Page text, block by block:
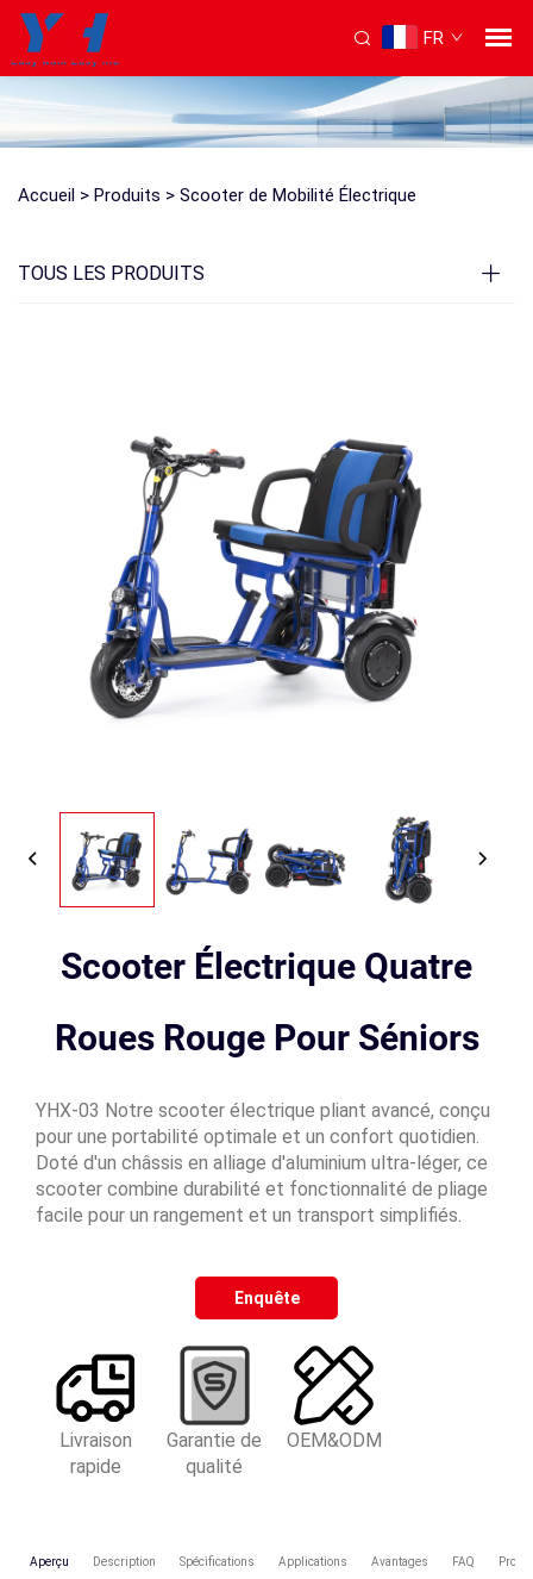
FR
Accueil > Produits > Scooter de Mobilité Électrique
TOUS LES PRODUITS
Scooter Électrique Quatre
Roues Rouge Pour Séniors
YHX-03 Notre scooter électrique pliant avancé, conçu
pour une portabilité optimale et un confort quotidien.
Doté d'un châssis en alliage d'aluminium ultra-léger, ce
scooter combine durabilité et fonctionnalité de pliage
facile pour un rangement et un transport simplifiés.
Enquête
Livraison
rapide
Garantie de
qualité
OEM&ODM
Aperçu Description Spécifications Applications Avantages FAQ